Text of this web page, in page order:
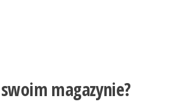
magazynie?